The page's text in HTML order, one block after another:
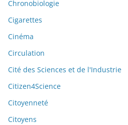
Chronobiologie
Cigarettes
Cinéma
Circulation
Cité des Sciences et de l'Industrie
Citizen4Science
Citoyenneté
Citoyens